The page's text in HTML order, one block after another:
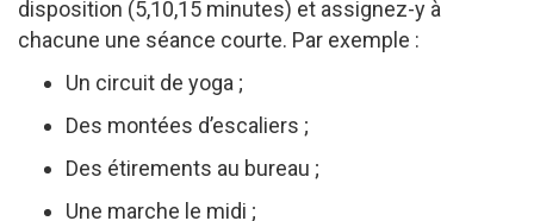
disposition (5,10,15 minutes) et assignez-y à
chacune une séance courte. Par exemple :
Un circuit de yoga ;
Des montées d’escaliers ;
Des étirements au bureau ;
Une marche le midi ;